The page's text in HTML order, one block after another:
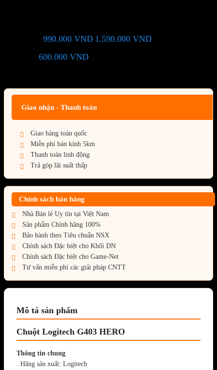
990.000 VND 1.590.000 VND
600.000 VND
Giao nhận - Thanh toán
Giao hàng toàn quốc
Miễn phí bán kính 5km
Thanh toán linh động
Trả góp lãi suất thấp
Chính sách bán hàng
Nhà Bán lẻ Uy tín tại Việt Nam
Sản phẩm Chính hãng 100%
Bảo hành theo Tiêu chuẩn NSX
Chính sách Đặc biệt cho Khối DN
Chính sách Đặc biệt cho Game-Net
Tư vấn miễn phí các giải pháp CNTT
Mô tả sản phẩm
Chuột Logitech G403 HERO
Thông tin chung
. Hãng sản xuất: Logitech